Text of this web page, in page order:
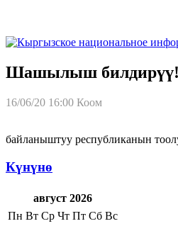
Шашылыш билдирүү!
16/06/20 16:00 Коом
байланыштуу республиканын
Күнүнө
август 2026
Пн Вт Ср Чт Пт Сб Вс